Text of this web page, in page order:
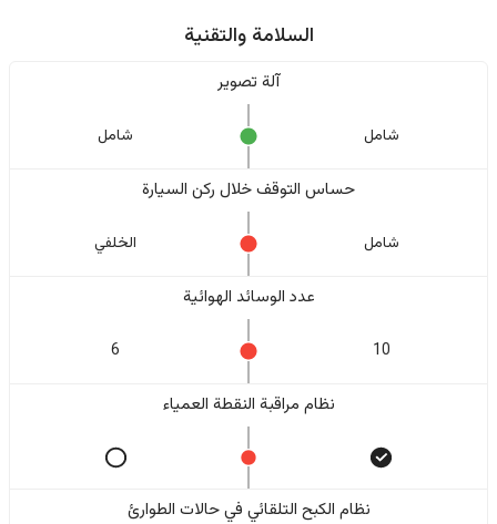
السلامة والتقنية
آلة تصوير
شامل شامل
حساس التوقف خلال ركن السيارة
شامل الخلفي
عدد الوسائد الهوائية
10
6
نظام مراقبة النقطة العمياء
نظام الكبح التلقائي في حالات الطوارئ